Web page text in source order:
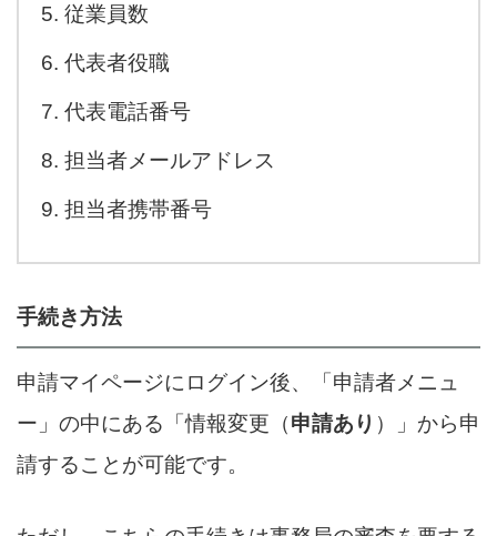
従業員数
代表者役職
代表電話番号
担当者メールアドレス
担当者携帯番号
手続き方法
申請マイページにログイン後、「申請者メニュ
ー」の中にある「情報変更（申請あり ）」から申
請することが可能です。